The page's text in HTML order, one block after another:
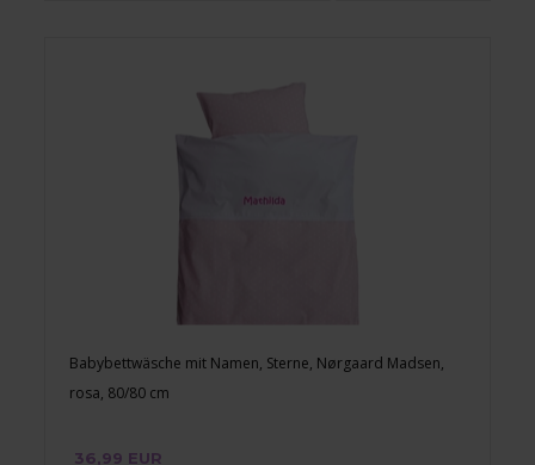
Babybettwäsche mit Namen, Sterne, Nørgaard Madsen,
rosa, 80/80 cm
36,99 EUR